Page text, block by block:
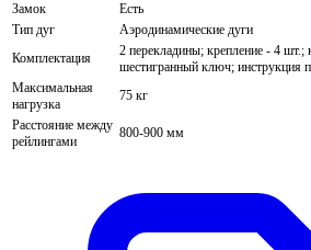
Замок
Есть
Тип дуг
Аэродинамические дуги
Комплектация
2 перекладины; крепление - 4
шестигранный ключ; инструкция
Максимальная
нагрузка
75 кг
Расстояние между
рейлингами
800-900 мм